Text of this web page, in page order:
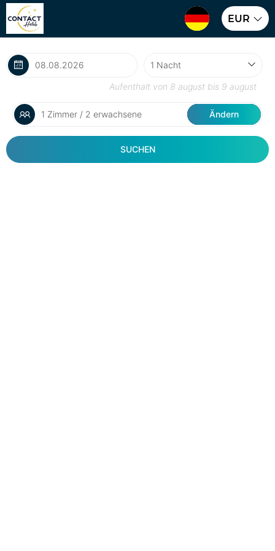
EUR
Aufenthalt von 8 august bis 9 august
1 Zimmer / 2 erwachsene Ändern